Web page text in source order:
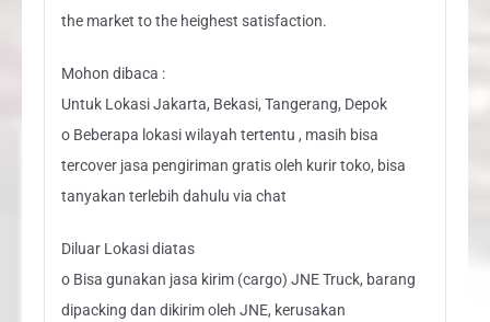
the market to the heighest satisfaction.
Mohon dibaca :
Untuk Lokasi Jakarta, Bekasi, Tangerang, Depok
o Beberapa lokasi wilayah tertentu , masih bisa
tercover jasa pengiriman gratis oleh kurir toko, bisa
tanyakan terlebih dahulu via chat
Diluar Lokasi diatas
o Bisa gunakan jasa kirim (cargo) JNE Truck, barang
dipacking dan dikirim oleh JNE, kerusakan